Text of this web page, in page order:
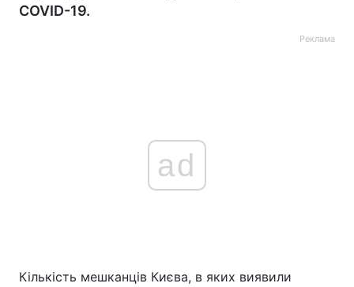
COVID-19.
Реклама
ad
Кількість мешканців Києва, в яких виявили